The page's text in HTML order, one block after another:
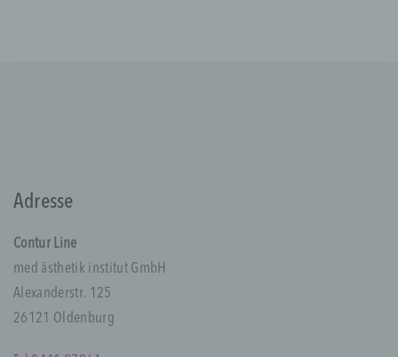
Adresse
Contur Line
med ästhetik institut GmbH
Alexanderstr. 125
26121 Oldenburg
die Offenlegung durch Übermittlung,
Bereitstellung, den Abgleich oder die
Verknüpfung, die Einschränkung, das
d) Einschränkung der Verarbeitung